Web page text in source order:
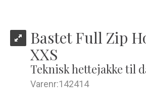
Bastet Full Zip
XXS
Teknisk hettejakke til
Varenr:142414